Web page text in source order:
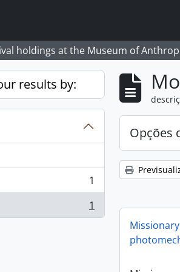
holdings at the Museum of
results by:
1
1
Opções